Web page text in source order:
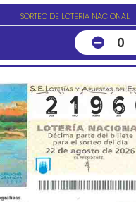
SORTEO DE LOTERIA NACIONAL
0